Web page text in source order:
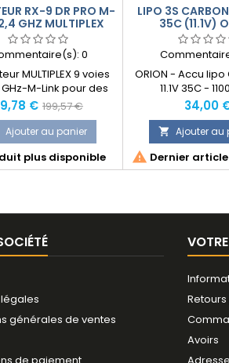
RX-9 DR PRO M-
GHZ MULTIPLEX
0
MULTIPLEX 9 voies
M-Link pour des
particulières. En
Dual-Receiver, ces
disposent de deux
de réception qui
en parallèle
Diversity). Avec
et de ce fait, une
avec un...
€ Prix
normal
199,57 €
Ajouter au panier
plus disponible
LIPO 3S
35C (11.1V)
ORION - Accu lipo
11.1V 35C -
Prix
34,00
 Ajouter au
 Dernier
générales de ventes
Avoirs